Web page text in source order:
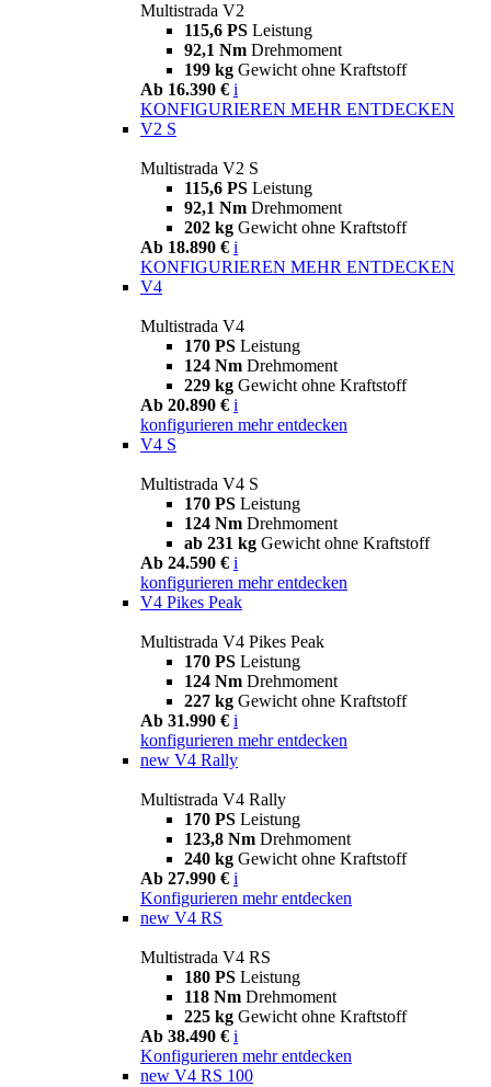
Multistrada V2
115,6 PS Leistung
92,1 Nm Drehmoment
199 kg Gewicht ohne Kraftstoff
Ab 16.390 € i
KONFIGURIEREN MEHR ENTDECKEN
V2 S
Multistrada V2 S
115,6 PS Leistung
92,1 Nm Drehmoment
202 kg Gewicht ohne Kraftstoff
Ab 18.890 € i
KONFIGURIEREN MEHR ENTDECKEN
V4
Multistrada V4
170 PS Leistung
124 Nm Drehmoment
229 kg Gewicht ohne Kraftstoff
Ab 20.890 € i
konfigurieren mehr entdecken
V4 S
Multistrada V4 S
170 PS Leistung
124 Nm Drehmoment
ab 231 kg Gewicht ohne Kraftstoff
Ab 24.590 € i
konfigurieren mehr entdecken
V4 Pikes Peak
Multistrada V4 Pikes Peak
170 PS Leistung
124 Nm Drehmoment
227 kg Gewicht ohne Kraftstoff
Ab 31.990 € i
konfigurieren mehr entdecken
new V4 Rally
Multistrada V4 Rally
170 PS Leistung
123,8 Nm Drehmoment
240 kg Gewicht ohne Kraftstoff
Ab 27.990 € i
Konfigurieren mehr entdecken
new V4 RS
Multistrada V4 RS
180 PS Leistung
118 Nm Drehmoment
225 kg Gewicht ohne Kraftstoff
Ab 38.490 € i
Konfigurieren mehr entdecken
new V4 RS 100